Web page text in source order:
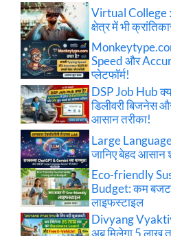
Virtual College :
क्षेत्र में भी
Speed और
प्लेटफॉर्म!
DSP Job Hub
डिलीवरी बिजनेस
आसान तरीका!
Large
जानिए बेहद आसान
Eco-friendly
Budget: कम बजट
लाइफस्टाइल
Divyang